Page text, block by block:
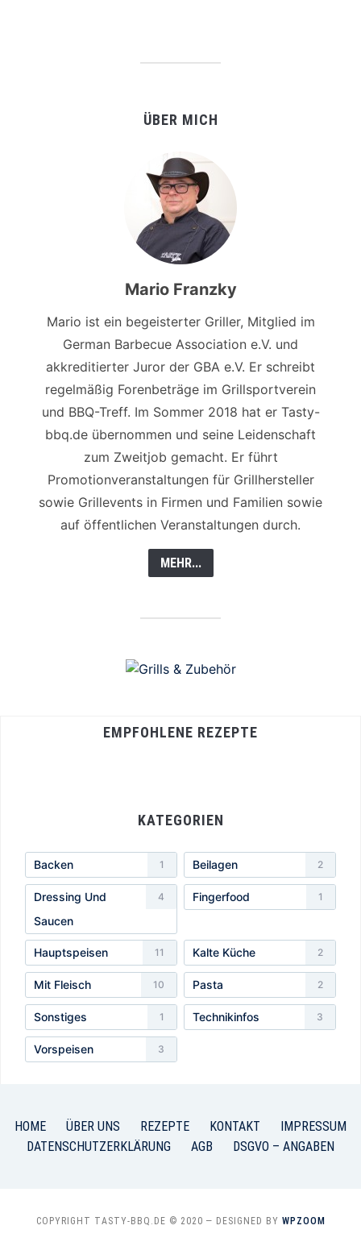
ÜBER MICH
Mario Franzky
Mario ist ein begeisterter Griller, Mitglied im
German Barbecue Association e.V. und
akkreditierter Juror der GBA e.V. Er schreibt
regelmäßig Forenbeträge im Grillsportverein
und BBQ-Treff. Im Sommer 2018 hat er Tasty-
bbq.de übernommen und seine Leidenschaft
zum Zweitjob gemacht. Er führt
Promotionveranstaltungen für Grillhersteller
sowie Grillevents in Firmen und Familien sowie
auf öffentlichen Veranstaltungen durch.
MEHR...
EMPFOHLENE REZEPTE
KATEGORIEN
Backen 1 Beilagen 2
Dressing Und
Saucen
4 Fingerfood 1
Hauptspeisen 11 Kalte Küche 2
Mit Fleisch 10 Pasta 2
Sonstiges 1 Technikinfos 3
Vorspeisen 3
HOME ÜBER UNS REZEPTE KONTAKT
IMPRESSUM
DATENSCHUTZERKLÄRUNG
AGB DSGVO – ANGABEN
COPYRIGHT TASTY-BBQ.DE © 2020 — DESIGNED BY WPZOOM